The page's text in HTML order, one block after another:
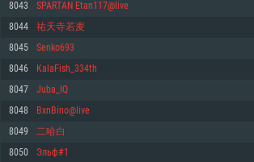
최소사양
운영체제: Windows 10 (64 bit)
프로세서: 2.2 GHz 듀얼코어 이상
메모리: 4GB
최소사양
운영체제: Mac OS Big Sur 11.0
프로세서: 최소 2.2 GHz의 Core i5 (Intel Xeon 은 지원
메모리: 6 GB
최소사양
운영체제: 64bit Linux 중 최신 버전
프로세서: 2.4 GHz 듀얼코어
메모리: 4 GB
8043 SPARTAN Etan117@live
8044 祐天寺若麦
8045 Senko693
8046 KalaFish_334th
8047 Juba_IQ
8048 BxnBino@live
8049 二哈白
8050 Эльф#1